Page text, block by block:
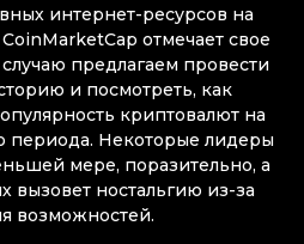
интернет-ресурсов на
отмечает свое
предлагаем провести
и посмотреть, как
криптовалют на
периода. Некоторые лидеры
мере, поразительно, а
вызовет ностальгию из-за
возможностей.